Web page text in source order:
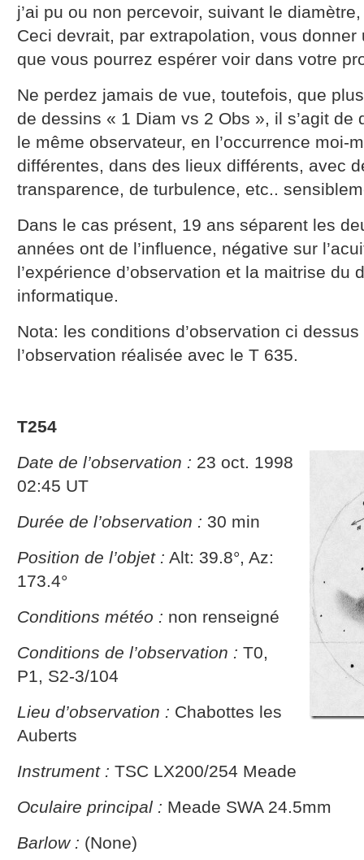
j’ai pu ou non percevoir, suivant le
Ceci devrait, par extrapolation, vous
que vous pourrez espérer voir dans votre
Ne perdez jamais de vue, toutefois, que
de dessins « 1 Diam vs 2 Obs », il s’agit
le même observateur, en l’occurrence moi-
différentes, dans des lieux différents, avec
transparence, de turbulence, etc..
Dans le cas présent, 19 ans séparent les
années ont de l’influence, négative sur
l’expérience d’observation et la maitrise du
informatique.
Nota: les conditions d’observation ci
l’observation réalisée avec le T 635.
T254
Date de l’observation : 23 oct. 1998
02:45 UT
Durée de l’observation : 30 min
Position de l’objet : Alt: 39.8°, Az:
173.4°
Conditions météo : non renseigné
Conditions de l’observation : T0,
P1, S2-3/104
Lieu d’observation : Chabottes les
Auberts
Instrument : TSC LX200/254 Meade
Oculaire principal : Meade SWA 24.5mm
Barlow : (None)